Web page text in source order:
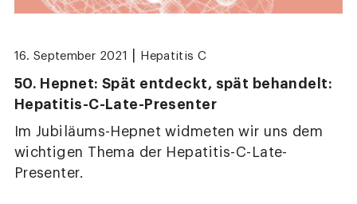
16. September 2021 Hepatitis C
50. Hepnet: Spät entdeckt, spät behandelt:
Hepatitis-C-Late-Presenter
Im Jubiläums-Hepnet widmeten wir uns dem
wichtigen Thema der Hepatitis-C-Late-
Presenter.